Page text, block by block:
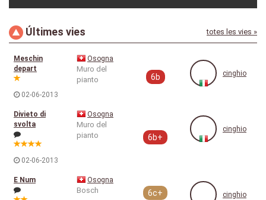
cinghio
Últimes vies totes les vies »
Meschin
depart
02-06-2013
Osogna
Muro del
pianto
6b cinghio
Divieto di
svolta
02-06-2013
Osogna
Muro del
pianto
6b+
cinghio
E Num Osogna
Bosch 6c+ cinghio